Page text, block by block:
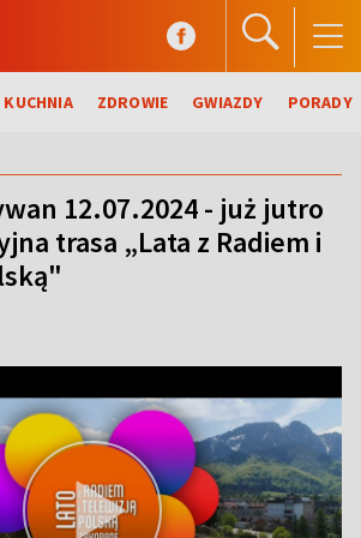
KUCHNIA ZDROWIE GWIAZDY PORADY
12.07.2024 - już jutro
trasa „Lata z Radiem i